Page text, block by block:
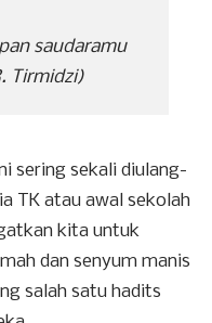
saudaramu
Tirmidzi)
sering sekali diulang-
TK atau awal sekolah
kita untuk
dan senyum manis
salah satu hadits